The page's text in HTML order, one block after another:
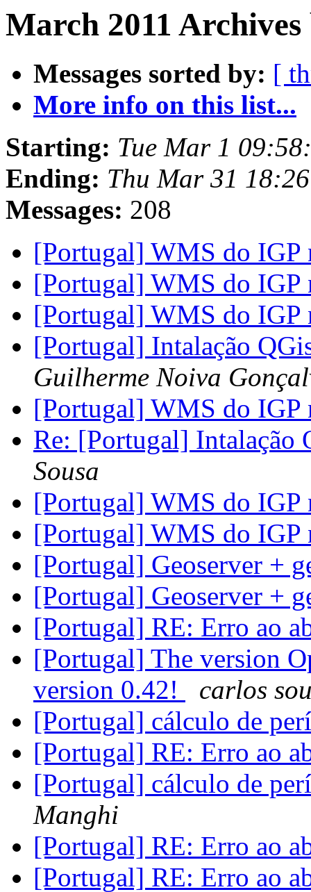
March 2011 Archives
Messages sorted by: [
More info on this list...
Starting: Tue Mar 1
Ending: Thu Mar 31
Messages: 208
[Portugal] WMS do
[Portugal] WMS do
[Portugal] WMS do
[Portugal] Intalação
Guilherme Noiva
[Portugal] WMS do
Re: [Portugal] Intalação
Sousa
[Portugal] WMS do
[Portugal] WMS do
[Portugal] Geoserver +
[Portugal] Geoserver +
[Portugal] RE: Erro ao
[Portugal] The version
version 0.42!
carlos
[Portugal] cálculo de
[Portugal] RE: Erro ao
[Portugal] cálculo de
Manghi
[Portugal] RE: Erro ao
[Portugal] RE: Erro ao